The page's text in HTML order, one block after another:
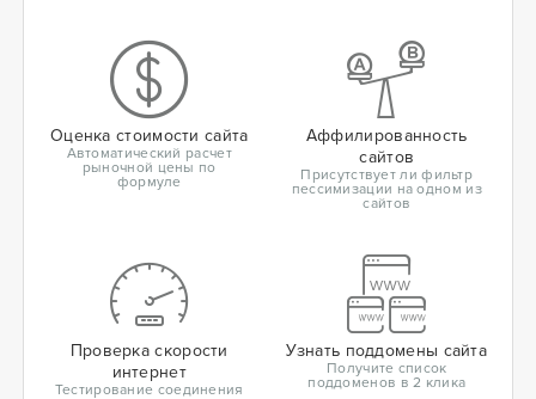
Оценка стоимости сайта
Автоматический расчет
рыночной цены по
формуле
Аффилированность
сайтов
Присутствует ли фильтр
пессимизации на одном из
сайтов
Проверка скорости
интернет
Тестирование соединения
Узнать поддомены сайта
Получите список
поддоменов в 2 клика